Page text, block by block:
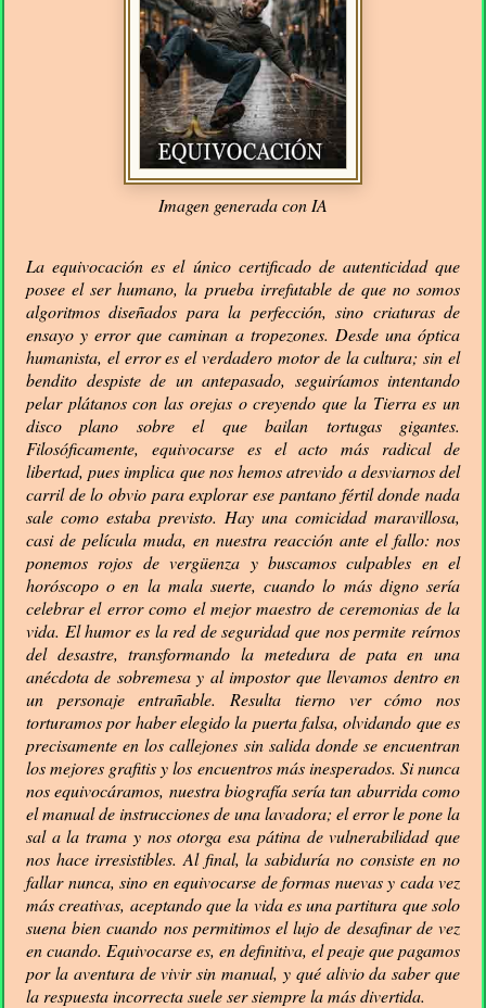
Imagen generada con IA
La equivocación es el único certificado de autenticidad que
posee el ser humano, la prueba irrefutable de que no somos
algoritmos diseñados para la perfección, sino criaturas de
ensayo y error que caminan a tropezones. Desde una óptica
humanista, el error es el verdadero motor de la cultura; sin el
bendito despiste de un antepasado, seguiríamos intentando
pelar plátanos con las orejas o creyendo que la Tierra es un
disco plano sobre el que bailan tortugas gigantes.
Filosóficamente, equivocarse es el acto más radical de
libertad, pues implica que nos hemos atrevido a desviarnos del
carril de lo obvio para explorar ese pantano fértil donde nada
sale como estaba previsto. Hay una comicidad maravillosa,
casi de película muda, en nuestra reacción ante el fallo: nos
ponemos rojos de vergüenza y buscamos culpables en el
horóscopo o en la mala suerte, cuando lo más digno sería
celebrar el error como el mejor maestro de ceremonias de la
vida. El humor es la red de seguridad que nos permite reírnos
del desastre, transformando la metedura de pata en una
anécdota de sobremesa y al impostor que llevamos dentro en
un personaje entrañable. Resulta tierno ver cómo nos
torturamos por haber elegido la puerta falsa, olvidando que es
precisamente en los callejones sin salida donde se encuentran
los mejores grafitis y los encuentros más inesperados. Si nunca
nos equivocáramos, nuestra biografía sería tan aburrida como
el manual de instrucciones de una lavadora; el error le pone la
sal a la trama y nos otorga esa pátina de vulnerabilidad que
nos hace irresistibles. Al final, la sabiduría no consiste en no
fallar nunca, sino en equivocarse de formas nuevas y cada vez
más creativas, aceptando que la vida es una partitura que solo
suena bien cuando nos permitimos el lujo de desafinar de vez
en cuando. Equivocarse es, en definitiva, el peaje que pagamos
por la aventura de vivir sin manual, y qué alivio da saber que
la respuesta incorrecta suele ser siempre la más divertida.